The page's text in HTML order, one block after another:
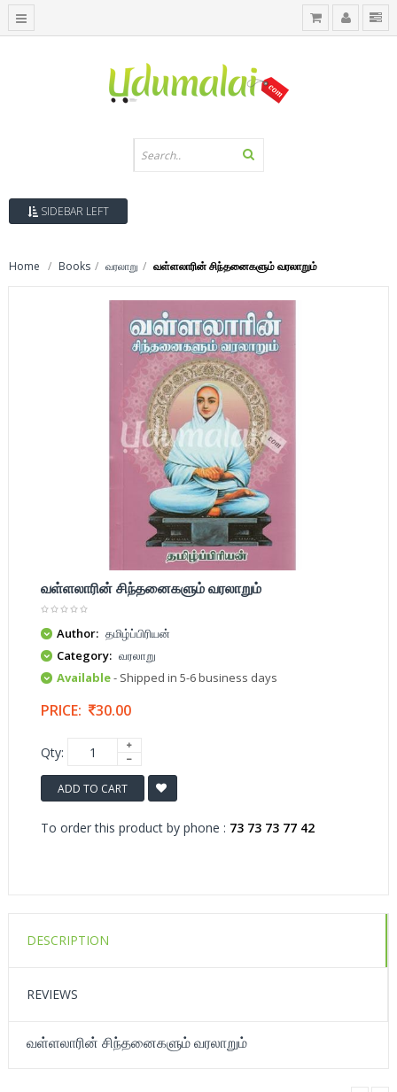
SIDEBAR LEFT
Home Books வரலாறு வள்ளலாரின் சிந்தனைகளும் வரலாறும்
வள்ளலாரின் சிந்தனைகளும் வரலாறும்
Author: தமிழ்ப்பிரியன்
Category: வரலாறு
Available- Shipped in 5-6 business days
PRICE: 30.00
Qty:
ADD TO CART
To order this product by phone : 73 73 73 77 42
DESCRIPTION
REVIEWS
வள்ளலாரின் சிந்தனைகளும் வரலாறும்